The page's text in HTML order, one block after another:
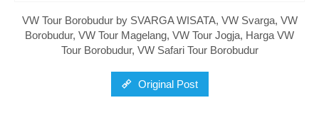
VW Tour Borobudur by SVARGA WISATA, VW Svarga, VW
Borobudur, VW Tour Magelang, VW Tour Jogja, Harga VW
Tour Borobudur, VW Safari Tour Borobudur
Original Post